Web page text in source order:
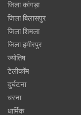
जिला कांगड़ा
जिला बिलासपुर
जिला शिमला
जिला हमीरपुर
ज्योतिष
टेलीकॉम
दुर्घटना
धरना
धार्मिक